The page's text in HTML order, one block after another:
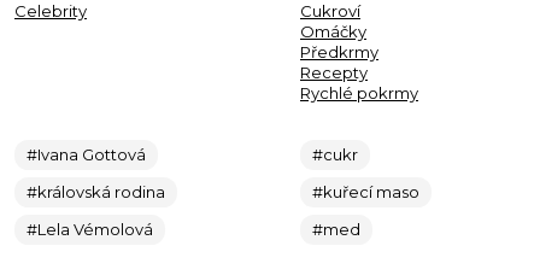
Celebrity
#Ivana Gottová
#královská rodina
#Lela Vémolová
Cukroví
Omáčky
Předkrmy
Recepty
Rychlé pokrmy
#cukr
#kuřecí maso
#med